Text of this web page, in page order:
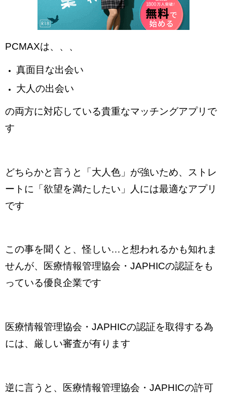
PCMAXは、、、
真面目な出会い
大人の出会い
の両方に対応している貴重なマッチングアプリで
す
どちらかと言うと「大人色」が強いため、ストレ
ートに「欲望を満たしたい」人には最適なアプリ
です
この事を聞くと、怪しい…と想われるかも知れま
せんが、医療情報管理協会・JAPHICの認証をも
っている優良企業です
医療情報管理協会・JAPHICの認証を取得する為
には、厳しい審査が有ります
逆に言うと、医療情報管理協会・JAPHICの許可